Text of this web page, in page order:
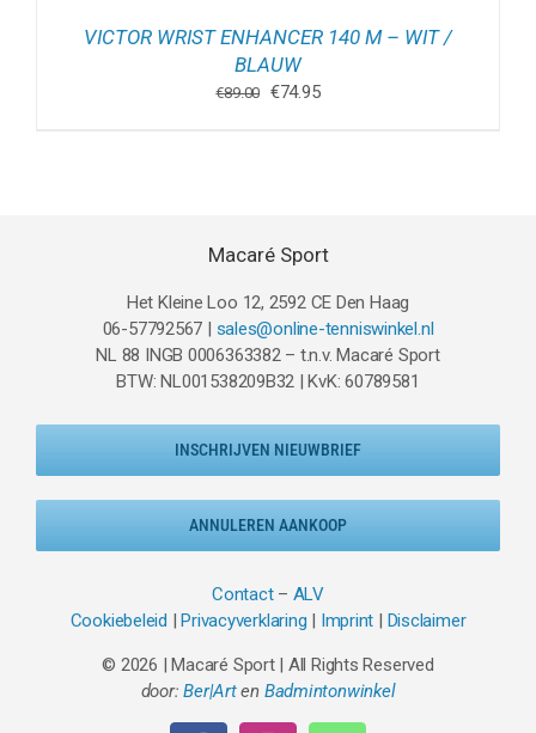
VICTOR WRIST ENHANCER 140 M – WIT /
BLAUW
€89.00 Oorspronkelijke
€74.95Huidige
Macaré Sport
Het Kleine Loo 12, 2592 CE Den Haag
06-57792567 | sales@online-tenniswinkel.nl
NL 88 INGB 0006363382 – t.n.v. Macaré Sport
BTW: NL001538209B32 | KvK: 60789581
INSCHRIJVEN NIEUWBRIEF
ANNULEREN AANKOOP
Contact– ALV
Cookiebeleid
Privacyverklaring Imprint Disclaimer
© 2026 | Macaré Sport | All Rights Reserved
door:Ber|Arten Badmintonwinkel